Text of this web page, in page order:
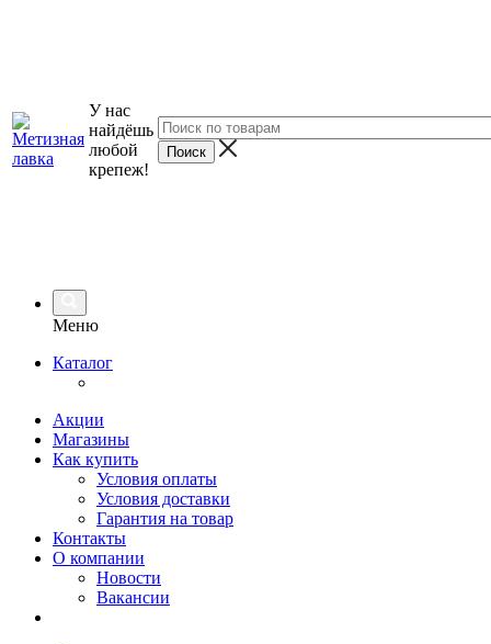
У нас
найдёшь
любой
крепеж!
Меню
Каталог
Акции
Магазины
Как купить
Условия оплаты
Условия доставки
Гарантия на товар
Контакты
О компании
Новости
Вакансии